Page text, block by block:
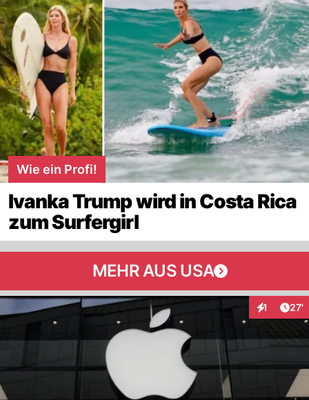
Wie ein Profi!
Ivanka Trump wird in Costa Rica
zum Surfergirl
MEHR AUS USA
1 27'